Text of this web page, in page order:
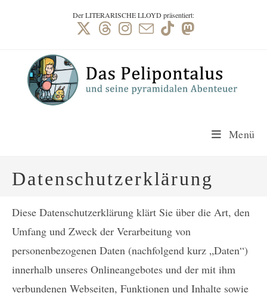
Der LITERARISCHE LLOYD präsentiert:
Menü
Datenschutzerklärung
Diese Datenschutzerklärung klärt Sie über die Art, den
Umfang und Zweck der Verarbeitung von
personenbezogenen Daten (nachfolgend kurz „Daten“)
innerhalb unseres Onlineangebotes und der mit ihm
verbundenen Webseiten, Funktionen und Inhalte sowie